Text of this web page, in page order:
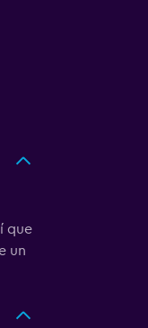
que
un